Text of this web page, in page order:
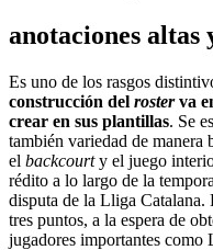
anotaciones altas
Es uno de los rasgos
construcción del rosterva
crear en sus plantillas. Se
también variedad de
el backcourty el juego
rédito a lo largo de la
disputa de la Lliga Catalana.
tres puntos, a la espera de
jugadores importantes como